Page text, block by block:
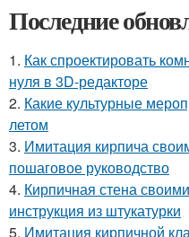
Последние
1. Как спроектировать
нуля в 3D-редакторе
2. Какие культурные
летом
3. Имитация кирпича
пошаговое руководство
4. Кирпичная стена
инструкция из штукатурки
5. Имитация кирпичной